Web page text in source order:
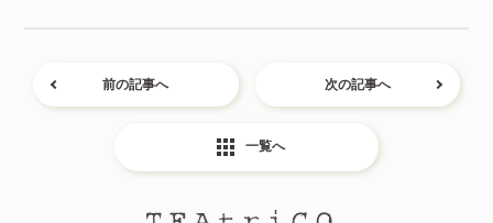
前の記事へ
apps 一覧へ
次の記事へ